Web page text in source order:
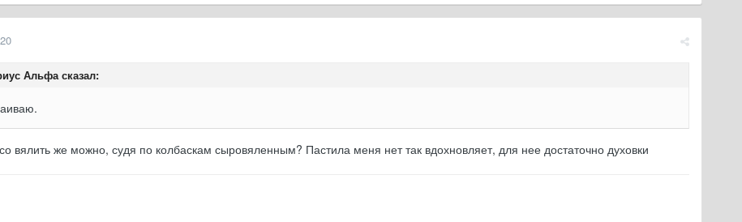
Альфа сказал:
вялить же можно, судя по колбаскам сыровяленным? Пастила меня нет так вдохновляет, для нее достаточно духовки